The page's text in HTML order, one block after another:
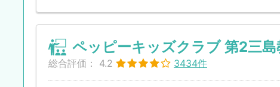
ペッピーキッズクラブ 第2三島
総合評価： 4.2 3434件